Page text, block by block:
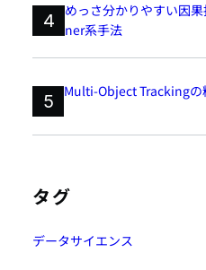
4
めっさ分かりやすい因
ner系手法
5 Multi-Object Trackingの
タグ
データサイエンス